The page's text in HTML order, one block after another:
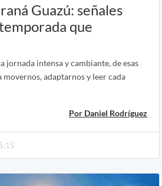
Guazú: señales
que
jornada intensa y cambiante, de esas
movernos, adaptarnos y leer cada
Por Daniel Rodríguez